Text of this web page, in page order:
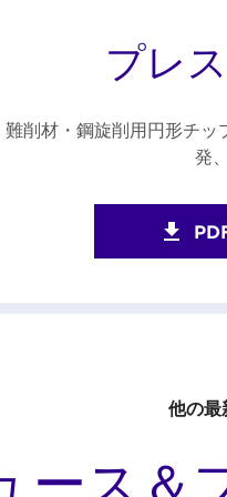
プレ
難削材・鋼旋削用円形チッ
発
他の最
ース＆